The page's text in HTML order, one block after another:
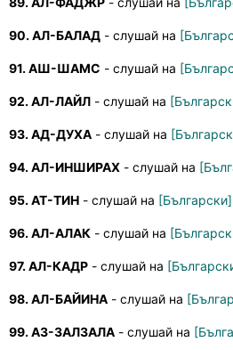
90. АЛ-БАЛАД - слушай на
91. АШ-ШАМС - слушай на
92. АЛ-ЛАЙЛ - слушай на
93. АД-ДУХА - слушай на
94. АЛ-ИНШИРАХ - слушай на
95. АТ-ТИН - слушай на [Български]
96. АЛ-АЛАК - слушай на
97. АЛ-КАДР - слушай на
98. АЛ-БАЙИНА - слушай на
99. АЗ-ЗАЛЗАЛА - слушай на